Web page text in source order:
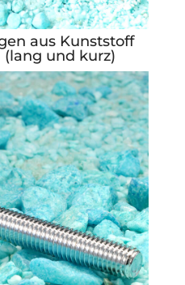
aus Kunststoff
und kurz)